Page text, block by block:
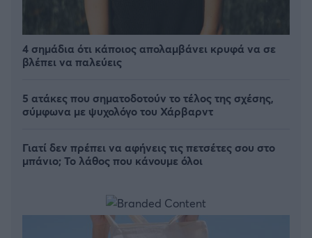
4 σημάδια ότι κάποιος απολαμβάνει κρυφά να σε
βλέπει να παλεύεις
5 ατάκες που σηματοδοτούν το τέλος της σχέσης,
σύμφωνα με ψυχολόγο του Χάρβαρντ
Γιατί δεν πρέπει να αφήνεις τις πετσέτες σου στο
μπάνιο; Το λάθος που κάνουμε όλοι